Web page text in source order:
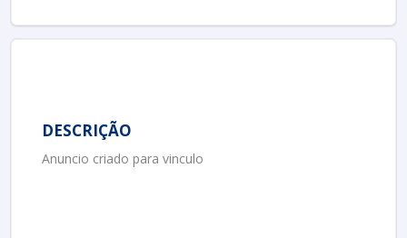
DESCRIÇÃO
Anuncio criado para vinculo